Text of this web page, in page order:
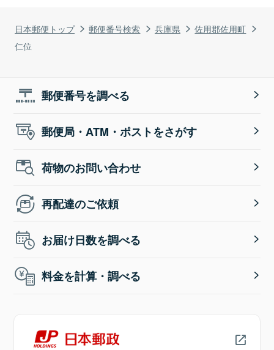
日本郵便トップ 郵便番号検索 兵庫県
佐用郡佐用町
仁位
郵便番号を調べる
郵便局・ATM・ポストをさがす
荷物のお問い合わせ
再配達のご依頼
お届け日数を調べる
料金を計算・調べる